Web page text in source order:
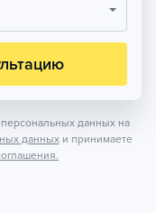
данных на
данных и принимаете